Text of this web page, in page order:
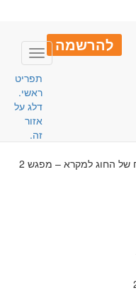
להרשמה
Toggle
תפריט
ראשי.
דלג על
אזור
זה.
בית המדרש הפתוח של החוג למקרא – מפגש 2